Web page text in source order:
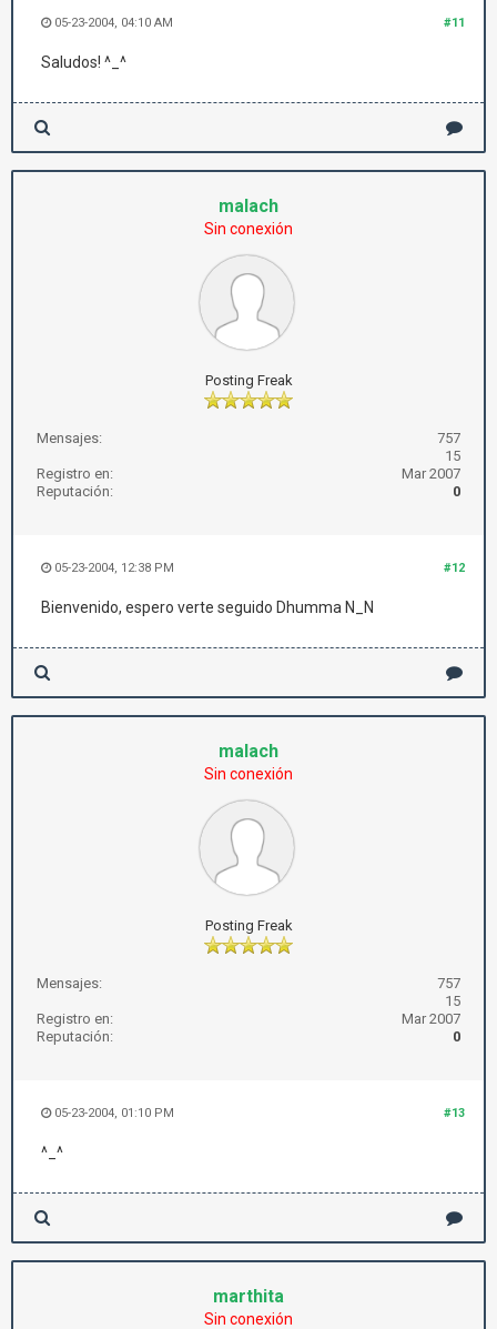
#11
05-23-2004, 04:10 AM
Saludos! ^_^
malach
Sin conexión
Posting Freak
Mensajes:
757
15
Registro en:
Mar 2007
Reputación:
0
#12
05-23-2004, 12:38 PM
Bienvenido, espero verte seguido Dhumma N_N
malach
Sin conexión
Posting Freak
Mensajes:
757
15
Registro en:
Mar 2007
Reputación:
0
#13
05-23-2004, 01:10 PM
^_^
marthita
Sin conexión